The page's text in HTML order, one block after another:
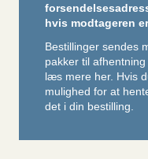
hvis modtageren
Bestillinger sendes
pakker til
læs mere her. Hvis
mulighed for at
det i din bestilling.